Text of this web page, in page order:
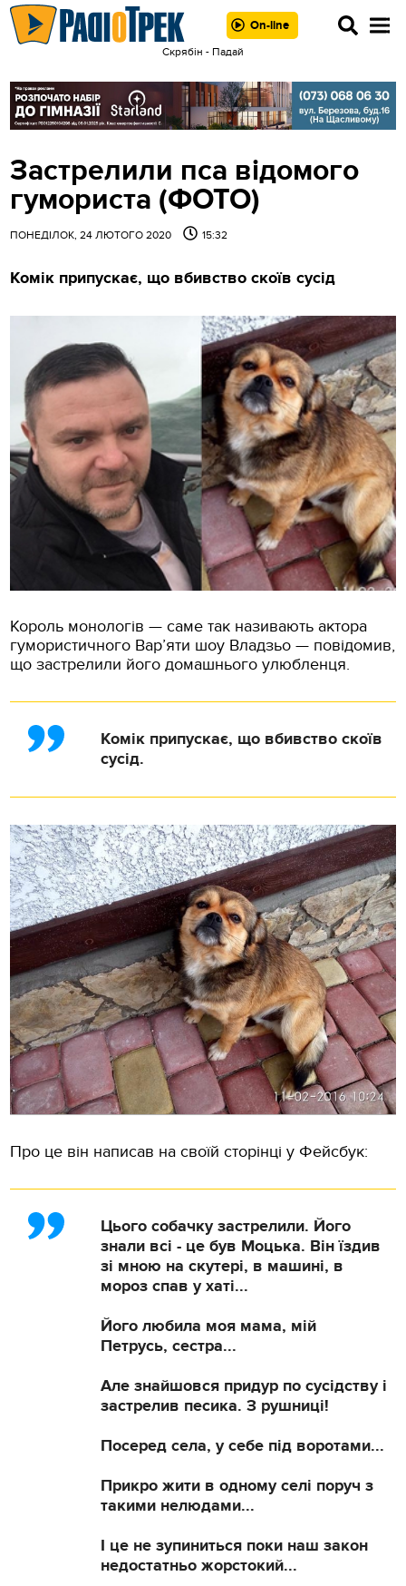
On-line
Скрябін - Падай
Застрелили пса відомого
гумориста (ФОТО)
ПОНЕДІЛОК, 24 ЛЮТОГО 2020 15:32
Комік припускає, що вбивство скоїв сусід
Король монологів — саме так називають актора
гумористичного Вар’яти шоу Владзьо — повідомив,
що застрелили його домашнього улюбленця.
Комік припускає, що вбивство скоїв
сусід.
Про це він написав на своїй сторінці у Фейсбук:
Цього собачку застрелили. Його
знали всі - це був Моцька. Він їздив
зі мною на скутері, в машині, в
мороз спав у хаті...
Його любила моя мама, мій
Петрусь, сестра...
Але знайшовся придур по сусідству і
застрелив песика. З рушниці!
Посеред села, у себе під воротами...
Прикро жити в одному селі поруч з
такими нелюдами...
І це не зупиниться поки наш закон
недостатньо жорстокий...